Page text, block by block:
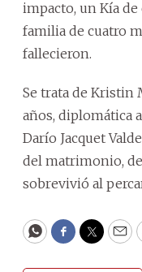
impacto, un Kía
familia de cuatro
fallecieron.
Se trata de Kristin
años, diplomática
Darío Jacquet
del matrimonio,
sobrevivió al
WhatsApp
Facebook